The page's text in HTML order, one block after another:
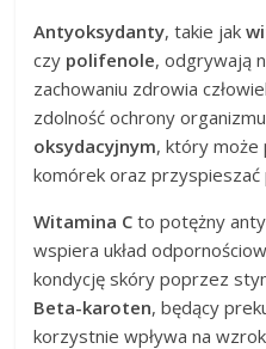
Antyoksydanty, takie jak
czy polifenole, odgrywają
zachowaniu zdrowia
zdolność ochrony
oksydacyjnym, który może
komórek oraz
Witamina C to potężny
wspiera układ
kondycję skóry poprzez
Beta-karoten, będący
korzystnie wpływa na